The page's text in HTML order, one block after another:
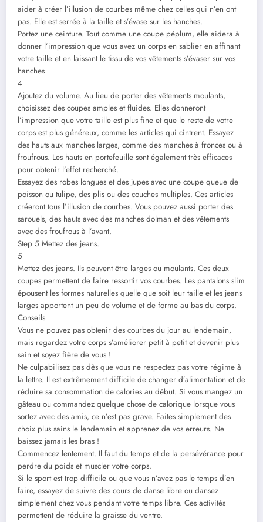
aider à créer l’illusion de courbes même chez celles qui n’en ont
pas. Elle est serrée à la taille et s’évase sur les hanches.
Portez une ceinture. Tout comme une coupe péplum, elle aidera à
donner l’impression que vous avez un corps en sablier en affinant
votre taille et en laissant le tissu de vos vêtements s’évaser sur vos
hanches
4
Ajoutez du volume. Au lieu de porter des vêtements moulants,
choisissez des coupes amples et fluides. Elles donneront
l’impression que votre taille est plus fine et que le reste de votre
corps est plus généreux, comme les articles qui cintrent. Essayez
des hauts aux manches larges, comme des manches à fronces ou à
froufrous. Les hauts en portefeuille sont également très efficaces
pour obtenir l’effet recherché.
Essayez des robes longues et des jupes avec une coupe queue de
poisson ou tulipe, des plis ou des couches multiples. Ces articles
créeront tous l’illusion de courbes. Vous pouvez aussi porter des
sarouels, des hauts avec des manches dolman et des vêtements
avec des froufrous à l’avant.
Step 5 Mettez des jeans.
5
Mettez des jeans. Ils peuvent être larges ou moulants. Ces deux
coupes permettent de faire ressortir vos courbes. Les pantalons slim
épousent les formes naturelles quelle que soit leur taille et les jeans
larges apportent un peu de volume et de forme au bas du corps.
Conseils
Vous ne pouvez pas obtenir des courbes du jour au lendemain,
mais regardez votre corps s’améliorer petit à petit et devenir plus
sain et soyez fière de vous !
Ne culpabilisez pas dès que vous ne respectez pas votre régime à
la lettre. Il est extrêmement difficile de changer d’alimentation et de
réduire sa consommation de calories au début. Si vous mangez un
gâteau ou commandez quelque chose de calorique lorsque vous
sortez avec des amis, ce n’est pas grave. Faites simplement des
choix plus sains le lendemain et apprenez de vos erreurs. Ne
baissez jamais les bras !
Commencez lentement. Il faut du temps et de la persévérance pour
perdre du poids et muscler votre corps.
Si le sport est trop difficile ou que vous n’avez pas le temps d’en
faire, essayez de suivre des cours de danse libre ou dansez
simplement chez vous pendant votre temps libre. Ces activités
permettent de réduire la graisse du ventre.